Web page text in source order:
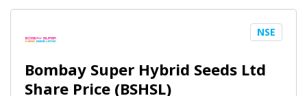
Bombay Super Hybrid Seeds Ltd
Share Price (BSHSL)
NSE